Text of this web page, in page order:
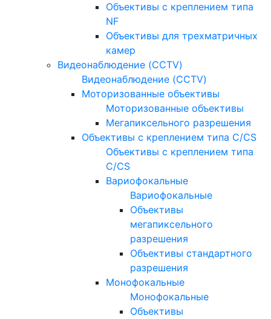
Объективы с креплением типа
NF
Объективы для трехматричных
камер
Видеонаблюдение (CCTV)
Видеонаблюдение (CCTV)
Моторизованные объективы
Моторизованные объективы
Мегапиксельного разрешения
Объективы с креплением типа C/CS
Объективы с креплением типа
C/CS
Вариофокальные
Вариофокальные
Объективы
мегапиксельного
разрешения
Объективы стандартного
разрешения
Монофокальные
Монофокальные
Объективы